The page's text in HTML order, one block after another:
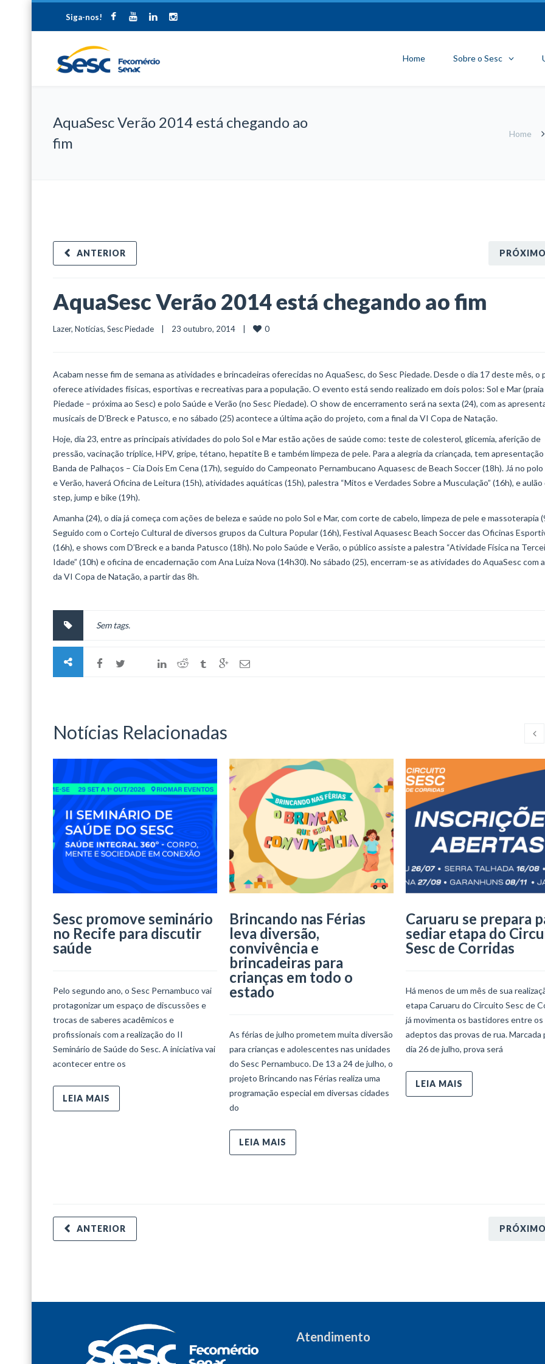
Siga-nos!
Home Sobre o Sesc
AquaSesc Verão 2014 está chegando ao
fim
Home
PRÓXIMO
ANTERIOR
AquaSesc Verão 2014 está chegando ao fim
Lazer, Notícias, Sesc Piedade
    |    23 outubro, 2014    |
0
Acabam nesse fim de semana as atividades e brincadeiras oferecidas no AquaSesc, do Sesc Piedade. Desde o dia 17 deste mês, o
oferece atividades físicas, esportivas e recreativas para a população. O evento está sendo realizado em dois polos: Sol e Mar
Piedade – próxima ao Sesc) e polo Saúde e Verão (no Sesc Piedade). O show de encerramento será na sexta (24), com as
musicais de D’Breck e Patusco, e no sábado (25) acontece a última ação do projeto, com a final da VI Copa de Natação.
Hoje, dia 23, entre as principais atividades do polo Sol e Mar estão ações de saúde como: teste de colesterol, glicemia, aferição de
pressão, vacinação tríplice, HPV, gripe, tétano, hepatite B e também limpeza de pele. Para a alegria da criançada, tem apresentação
Banda de Palhaços – Cia Dois Em Cena (17h), seguido do Campeonato Pernambucano Aquasesc de Beach Soccer (18h). Já no polo
e Verão, haverá Oficina de Leitura (15h), atividades aquáticas (15h), palestra “Mitos e Verdades Sobre a Musculação” (16h), e aulão
step, jump e bike (19h).
Amanha (24), o dia já começa com ações de beleza e saúde no polo Sol e Mar, com corte de cabelo, limpeza de pele e massoterapia
Seguido com o Cortejo Cultural de diversos grupos da Cultura Popular (16h), Festival Aquasesc Beach Soccer das Oficinas
(16h), e shows com D’Breck e a banda Patusco (18h). No polo Saúde e Verão, o público assiste a palestra “Atividade Física na
Idade” (10h) e oficina de encadernação com Ana Luíza Nova (14h30). No sábado (25), encerram-se as atividades do AquaSesc com
da VI Copa de Natação, a partir das 8h.
Sem tags.
Notícias Relacionadas
Sesc promove seminário
no Recife para discutir
saúde
Pelo segundo ano, o Sesc Pernambuco vai
protagonizar um espaço de discussões e
trocas de saberes acadêmicos e
profissionais com a realização do II
Seminário de Saúde do Sesc. A iniciativa vai
acontecer entre os
LEIA MAIS
Brincando nas Férias
leva diversão,
convivência e
brincadeiras para
crianças em todo o
estado
As férias de julho prometem muita diversão
para crianças e adolescentes nas unidades
do Sesc Pernambuco. De 13 a 24 de julho, o
projeto Brincando nas Férias realiza uma
programação especial em diversas cidades
do
LEIA MAIS
Caruaru se prepara
sediar etapa do
Sesc de Corridas
Há menos de um mês de sua
etapa Caruaru do Circuito Sesc de
já movimenta os bastidores entre os
adeptos das provas de rua. Marcada
dia 26 de julho, prova será
LEIA MAIS
PRÓXIMO
ANTERIOR
Atendimento